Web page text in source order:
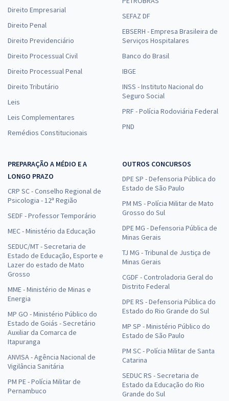
Direito Empresarial
Direito Penal
Direito Previdenciário
Direito Processual Civil
Direito Processual Penal
Direito Tributário
Leis
Leis Complementares
Remédios Constitucionais
SEFAZ DF
EBSERH - Empresa Brasileira de
Serviços Hospitalares
Banco do Brasil
IBGE
INSS - Instituto Nacional do
Seguro Social
PRF - Polícia Rodoviária Federal
PND
PREPARAÇÃO A MÉDIO E A
LONGO PRAZO
CRP SC - Conselho Regional de
Psicologia - 12ª Região
SEDF - Professor Temporário
MEC - Ministério da Educação
SEDUC/MT - Secretaria de
Estado de Educação, Esporte e
Lazer do estado de Mato
Grosso
MME - Ministério de Minas e
Energia
MP GO - Ministério Público do
Estado de Goiás - Secretário
Auxiliar da Comarca de
Itapuranga
ANVISA - Agência Nacional de
Vigilância Sanitária
PM PE - Polícia Militar de
Pernambuco
OUTROS CONCURSOS
DPE SP - Defensoria Pública do
Estado de São Paulo
PM MS - Polícia Militar de Mato
Grosso do Sul
DPE MG - Defensoria Pública de
Minas Gerais
TJ MG - Tribunal de Justiça de
Minas Gerais
CGDF - Controladoria Geral do
Distrito Federal
DPE RS - Defensoria Pública do
Estado do Rio Grande do Sul
MP SP - Ministério Público do
Estado de São Paulo
PM SC - Polícia Militar de Santa
Catarina
SEDUC RS - Secretaria de
Estado da Educação do Rio
Grande do Sul